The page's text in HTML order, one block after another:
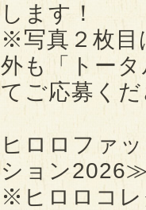
します！
※写真２枚目
外も「トー
てご応募く
ヒロロファ
ション
※ヒロロコレ